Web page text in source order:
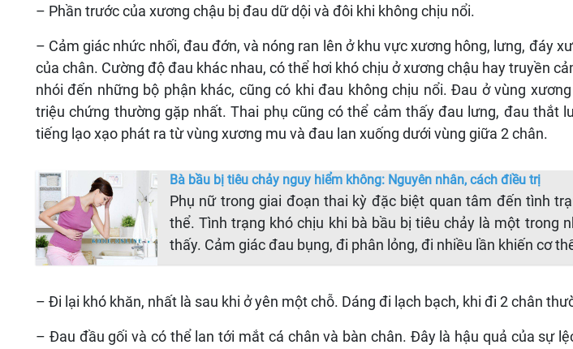
– Phần trước của xương chậu bị đau dữ dội và đôi khi không chịu nổi.
– Cảm giác nhức nhối, đau đớn, và nóng ran lên ở khu vực xương hông, lưng, đáy
của chân. Cường độ đau khác nhau, có thể hơi khó chịu ở xương chậu hay truyền
nhói đến những bộ phận khác, cũng có khi đau không chịu nổi. Đau ở vùng
triệu chứng thường gặp nhất. Thai phụ cũng có thể cảm thấy đau lưng, đau thắt
tiếng lạo xạo phát ra từ vùng xương mu và đau lan xuống dưới vùng giữa 2 chân.
Bà bầu bị tiêu chảy nguy hiểm không: Nguyên nhân, cách điều trị
Phụ nữ trong giai đoạn thai kỳ đặc biệt quan tâm đến tình
thể. Tình trạng khó chịu khi bà bầu bị tiêu chảy là một trong
thấy. Cảm giác đau bụng, đi phân lỏng, đi nhiều lần khiến cơ
– Đi lại khó khăn, nhất là sau khi ở yên một chỗ. Dáng đi lạch bạch, khi đi 2 chân
– Đau đầu gối và có thể lan tới mắt cá chân và bàn chân. Đây là hậu quả của sự